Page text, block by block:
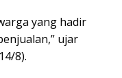
yang hadir
ujar
8).